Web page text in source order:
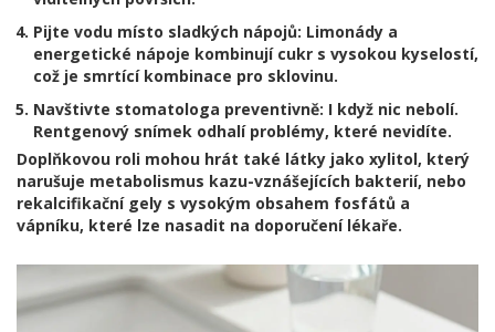
Pijte vodu místo sladkých nápojů: Limonády a
energetické nápoje kombinují cukr s vysokou kyselostí,
což je smrtící kombinace pro sklovinu.
Navštivte stomatologa preventivně: I když nic nebolí.
Rentgenový snímek odhalí problémy, které nevidíte.
Doplňkovou roli mohou hrát také látky jako xylitol, který
narušuje metabolismus kazu-vznášejících bakterií, nebo
rekalcifikační gely s vysokým obsahem fosfátů a
vápníku, které lze nasadit na doporučení lékaře.